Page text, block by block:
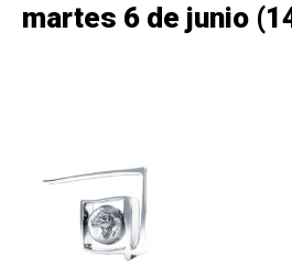
martes 6 de junio